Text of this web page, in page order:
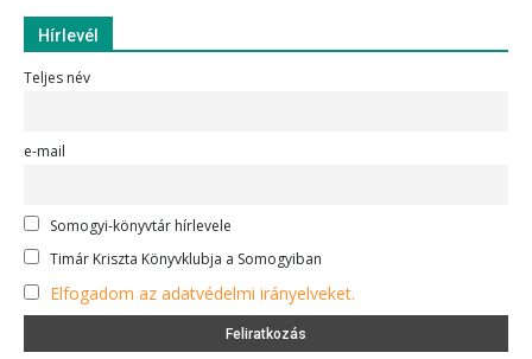
Hírlevél
Teljes név
e-mail
Somogyi-könyvtár hírlevele
Timár Kriszta Könyvklubja a Somogyiban
Elfogadom az adatvédelmi irányelveket.